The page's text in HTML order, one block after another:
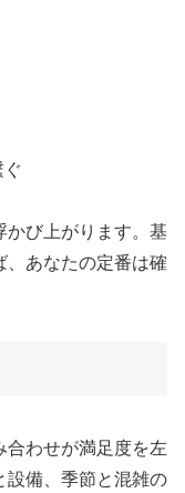
ぐ
かび上がります。基
、あなたの定番は確
合わせが満足度を左
設備、季節と混雑の